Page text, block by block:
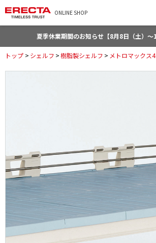
ONLINE SHOP
夏季休業期間のお知らせ【8月8日（土）～
トップ > シェルフ >樹脂製シェルフ > メトロマックス4